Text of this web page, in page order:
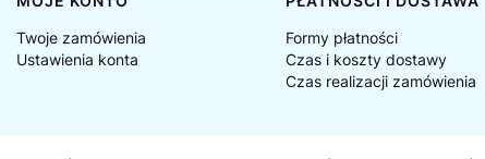
Twoje zamówienia
Ustawienia konta
Formy płatności
Czas i koszty dostawy
Czas realizacji zamówienia